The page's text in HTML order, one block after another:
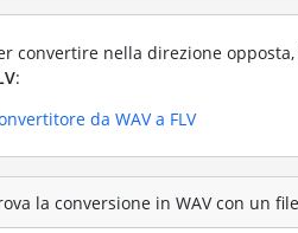
convertire nella direzione
:
da WAV a FLV
la conversione in WAV con un